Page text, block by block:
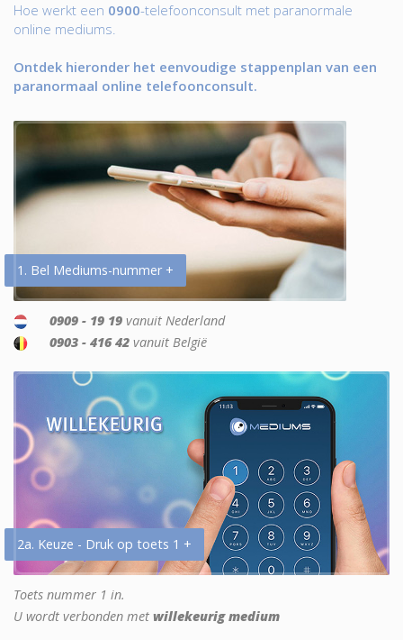
Hoe werkt een 0900-telefoonconsult met paranormale
online mediums.
Ontdek hieronder het eenvoudige stappenplan van een
paranormaal online telefoonconsult.
1. Bel Mediums-nummer +
0909 - 19 19 vanuit Nederland
0903 - 416 42 vanuit België
2a. Keuze - Druk op toets 1 +
Toets nummer 1 in.
U wordt verbonden met willekeurig medium